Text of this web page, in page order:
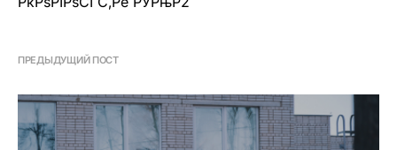
ПРЕДЫДУЩИЙ ПОСТ